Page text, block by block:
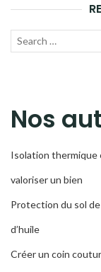
Recherche
Nos
Isolation thermique
valoriser un bien
Protection du sol
d’huile
Créer un coin